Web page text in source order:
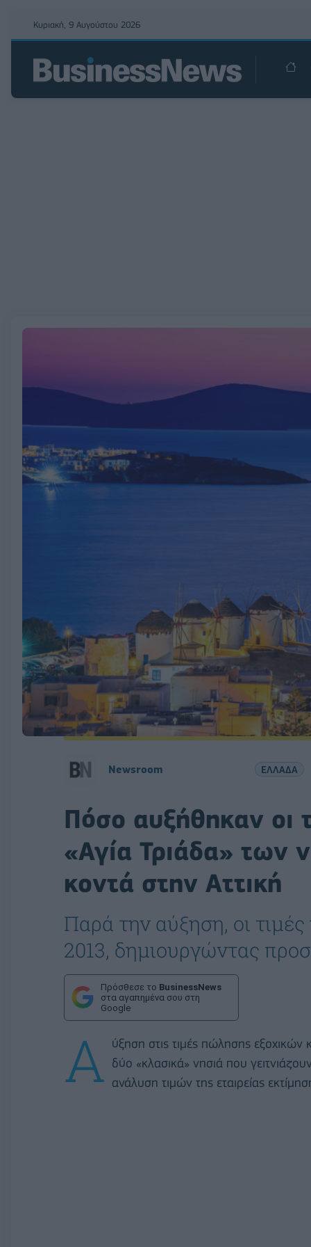
Κυριακή, 9 Αυγούστου 2026
Newsroom ΕΛΛΑΔΑ
Πόσο αυξήθηκαν οι
«Αγία Τριάδα» των
κοντά στην Αττική
Παρά την αύξηση, οι
2013, δημιουργώντας
Πρόσθεσε το BusinessNews
στα αγαπημένα σου στη
Google
Α ύξηση στις τιμές πώλησης εξοχικών
δύο «κλασικά» νησιά που
ανάλυση τιμών της εταιρείας